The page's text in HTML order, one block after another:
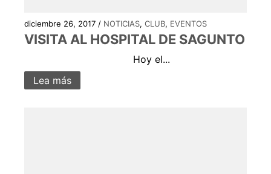
diciembre 26, 2017 / NOTICIAS,CLUB, EVENTOS
VISITA AL HOSPITAL DE SAGUNTO
Hoy el...
Lea más